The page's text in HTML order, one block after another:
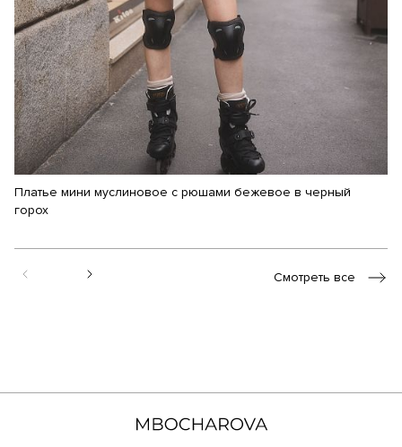
Платье мини муслиновое с рюшами бежевое в черный
горох
Смотреть все